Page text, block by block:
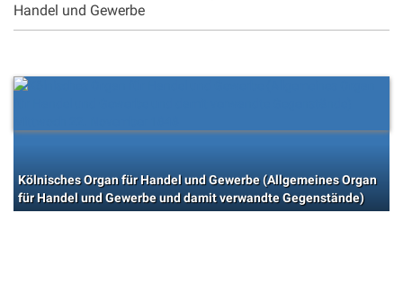
Handel und Gewerbe
Kölnisches Organ für Handel und Gewerbe (Allgemeines Organ
für Handel und Gewerbe und damit verwandte Gegenstände)